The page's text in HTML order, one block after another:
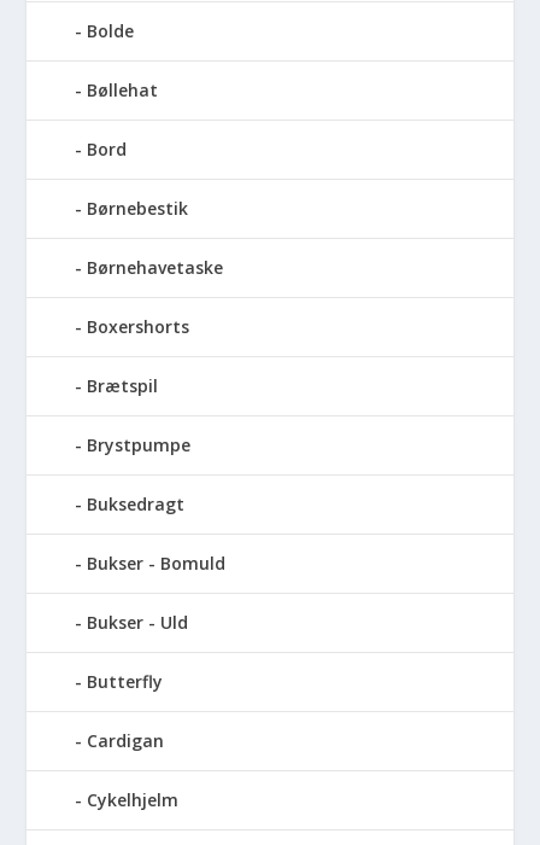
Bolde
Bøllehat
Bord
Børnebestik
Børnehavetaske
Boxershorts
Brætspil
Brystpumpe
Buksedragt
Bukser - Bomuld
Bukser - Uld
Butterfly
Cardigan
Cykelhjelm